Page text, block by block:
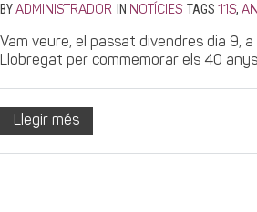
BY ADMINISTRADOR IN NOTÍCIES TAGS 11S,
Vam veure, el passat divendres dia 9,
Llobregat per commemorar els 40
Llegir més